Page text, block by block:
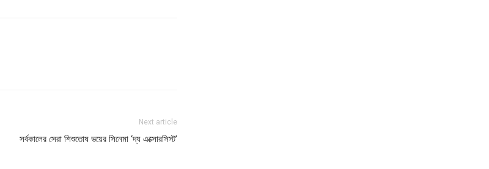
Next article
সর্বকালের সেরা শিশুতোষ ভয়ের সিনেমা ‘দ্য এক্সোরসিস্ট’